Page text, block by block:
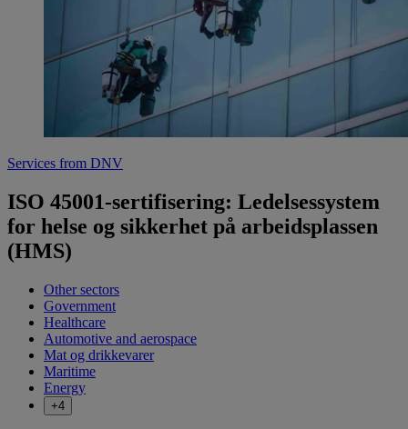
Services from DNV
ISO 45001-sertifisering: Ledelsessystem
for helse og sikkerhet på arbeidsplassen
(HMS)
Other sectors
Government
Healthcare
Automotive and aerospace
Mat og drikkevarer
Maritime
Energy
+4